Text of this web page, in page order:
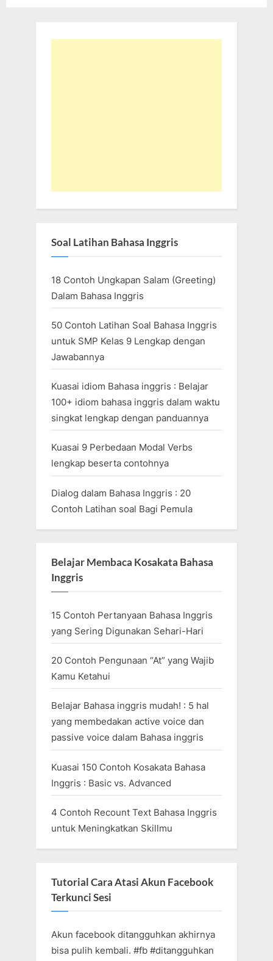
Soal Latihan Bahasa Inggris
18 Contoh Ungkapan Salam (Greeting)
Dalam Bahasa Inggris
50 Contoh Latihan Soal Bahasa Inggris
untuk SMP Kelas 9 Lengkap dengan
Jawabannya
Kuasai idiom Bahasa inggris : Belajar
100+ idiom bahasa inggris dalam waktu
singkat lengkap dengan panduannya
Kuasai 9 Perbedaan Modal Verbs
lengkap beserta contohnya
Dialog dalam Bahasa Inggris : 20
Contoh Latihan soal Bagi Pemula
Belajar Membaca Kosakata Bahasa
Inggris
15 Contoh Pertanyaan Bahasa Inggris
yang Sering Digunakan Sehari-Hari
20 Contoh Pengunaan “At” yang Wajib
Kamu Ketahui
Belajar Bahasa inggris mudah! : 5 hal
yang membedakan active voice dan
passive voice dalam Bahasa inggris
Kuasai 150 Contoh Kosakata Bahasa
Inggris : Basic vs. Advanced
4 Contoh Recount Text Bahasa Inggris
untuk Meningkatkan Skillmu
Tutorial Cara Atasi Akun Facebook
Terkunci Sesi
Akun facebook ditangguhkan akhirnya
bisa pulih kembali. #fb #ditangguhkan